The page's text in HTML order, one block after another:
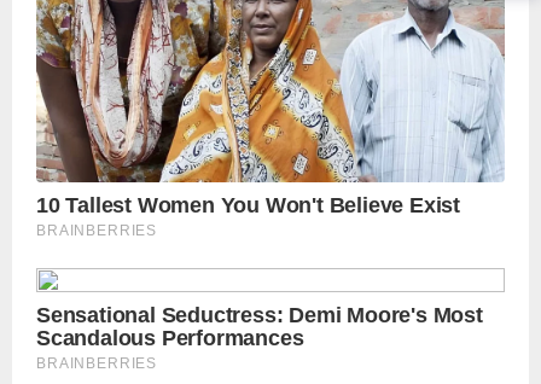
₹10 और ₹20 के नोट - Daily Lok
Manch PM Modi U